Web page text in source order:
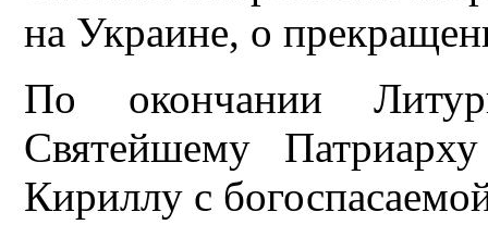
на Украине, о
По окончании
Святейшему
Кириллу с